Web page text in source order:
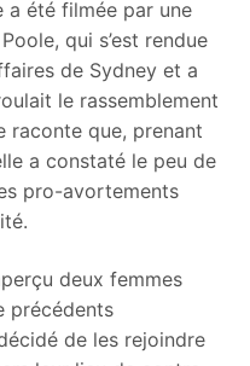
a été filmée par une
qui s’est rendue
de Sydney et a
le rassemblement
raconte que, prenant
a constaté le peu de
pro-avortements
deux femmes
précédents
de les rejoindre